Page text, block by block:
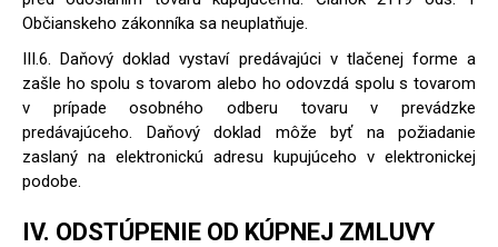
Občianskeho zákonníka sa neuplatňuje.
III.6. Daňový doklad vystaví predávajúci v tlačenej forme a
zašle ho spolu s tovarom alebo ho odovzdá spolu s tovarom
v prípade osobného odberu tovaru v prevádzke
predávajúceho. Daňový doklad môže byť na požiadanie
zaslaný na elektronickú adresu kupujúceho v elektronickej
podobe.
IV. ODSTÚPENIE OD KÚPNEJ ZMLUVY